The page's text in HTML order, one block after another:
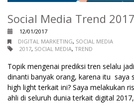
Social Media Trend 2017
12/01/2017
DIGITAL MARKETING, SOCIAL MEDIA
2017, SOCIAL MEDIA, TREND
Topik mengenai prediksi tren selalu
dinanti banyak orang, karena itu saya
high light terkait ini? Saya melakukan
ahli di seluruh dunia terkait digital